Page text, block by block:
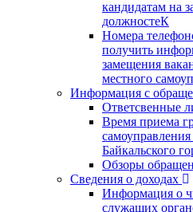
кандидатам на
должностеК
Номера
получить
замещения
местного
Информация с
Ответсвенные
Время приема
Байкальского
Обзоры
Сведения о доходах
Информация о
служащих